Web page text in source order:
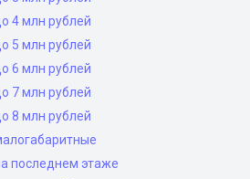
4 млн рублей
5 млн рублей
6 млн рублей
7 млн рублей
8 млн рублей
последнем этаже